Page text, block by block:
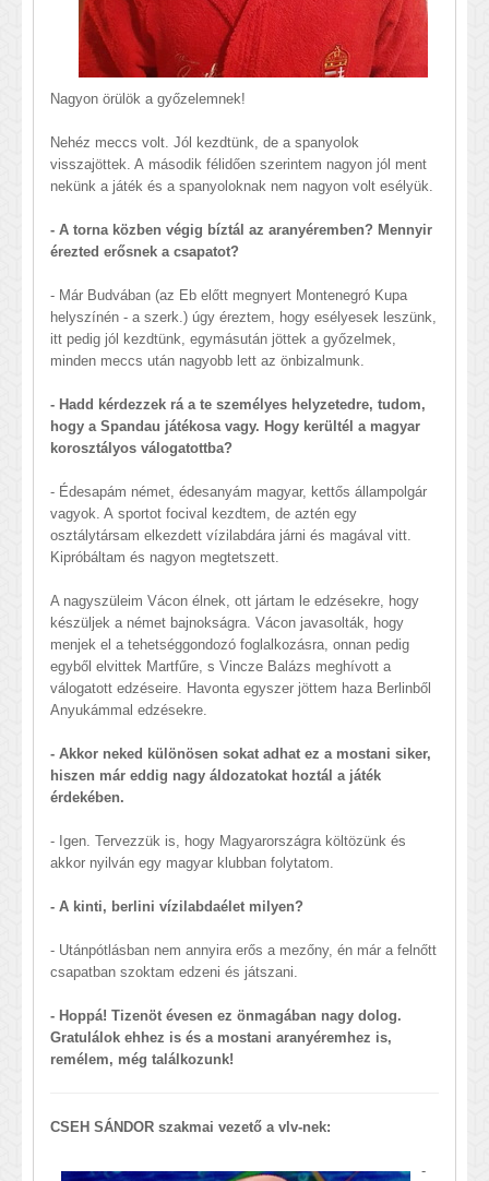
Nagyon örülök a győzelemnek!
Nehéz meccs volt. Jól kezdtünk, de a spanyolok
visszajöttek. A második félidően szerintem nagyon jól ment
nekünk a játék és a spanyoloknak nem nagyon volt esélyük.
- A torna közben végig bíztál az aranyéremben? Mennyir
érezted erősnek a csapatot?
- Már Budvában (az Eb előtt megnyert Montenegró Kupa
helyszínén - a szerk.) úgy éreztem, hogy esélyesek leszünk,
itt pedig jól kezdtünk, egymásután jöttek a győzelmek,
minden meccs után nagyobb lett az önbizalmunk.
- Hadd kérdezzek rá a te személyes helyzetedre, tudom,
hogy a Spandau játékosa vagy. Hogy kerültél a magyar
korosztályos válogatottba?
- Édesapám német, édesanyám magyar, kettős állampolgár
vagyok. A sportot focival kezdtem, de aztén egy
osztálytársam elkezdett vízilabdára járni és magával vitt.
Kipróbáltam és nagyon megtetszett.
A nagyszüleim Vácon élnek, ott jártam le edzésekre, hogy
készüljek a német bajnokságra. Vácon javasolták, hogy
menjek el a tehetséggondozó foglalkozásra, onnan pedig
egyből elvittek Martfűre, s Vincze Balázs meghívott a
válogatott edzéseire. Havonta egyszer jöttem haza Berlinből
Anyukámmal edzésekre.
- Akkor neked különösen sokat adhat ez a mostani siker,
hiszen már eddig nagy áldozatokat hoztál a játék
érdekében.
- Igen. Tervezzük is, hogy Magyarországra költözünk és
akkor nyilván egy magyar klubban folytatom.
- A kinti, berlini vízilabdaélet milyen?
- Utánpótlásban nem annyira erős a mezőny, én már a felnőtt
csapatban szoktam edzeni és játszani.
- Hoppá! Tizenöt évesen ez önmagában nagy dolog.
Gratulálok ehhez is és a mostani aranyéremhez is,
remélem, még találkozunk!
CSEH SÁNDOR szakmai vezető a vlv-nek:
-